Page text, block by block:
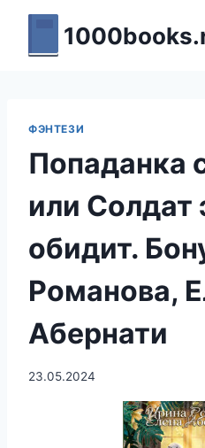
Перейти
содержимому
ФЭНТЕЗИ
Попаданка
или Солдат
обидит.
Романова,
Абернати
23.05.2024